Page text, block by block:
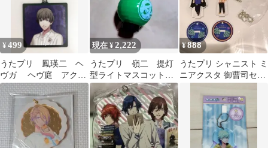
¥499
うたプリ 鳳瑛二 ヘ
ヴガ ヘヴ庭 アクキ
ー
現在 ¥2,222
うたプリ 嶺二 提灯
型ライトマスコット
浴衣 グラショ シャ
ニスト カルナイ
¥888
うたプリ シャニスト ミ
ニアクスタ 御曹司セッ